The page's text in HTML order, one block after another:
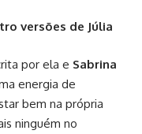
versões de Júlia
por ela e Sabrina
energia de
bem na própria
ninguém no